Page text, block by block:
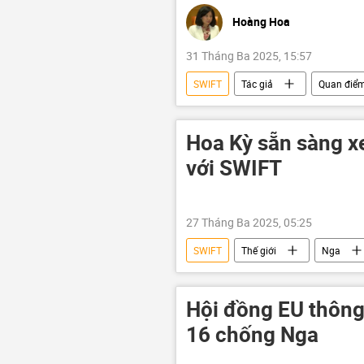
Hoàng Hoa
31 Tháng Ba 2025, 15:57
SWIFT Tác giả Quan
Luiz Inacio Lula da Silva
Chính trị
Thế giới
Châu Á
Hoa Kỳ sẵn sàng
với SWIFT
27 Tháng Ba 2025, 05:25
SWIFT Thế giới Nga
Các biện pháp trừng phạt chống Nga
Hội đồng EU
16 chống Nga